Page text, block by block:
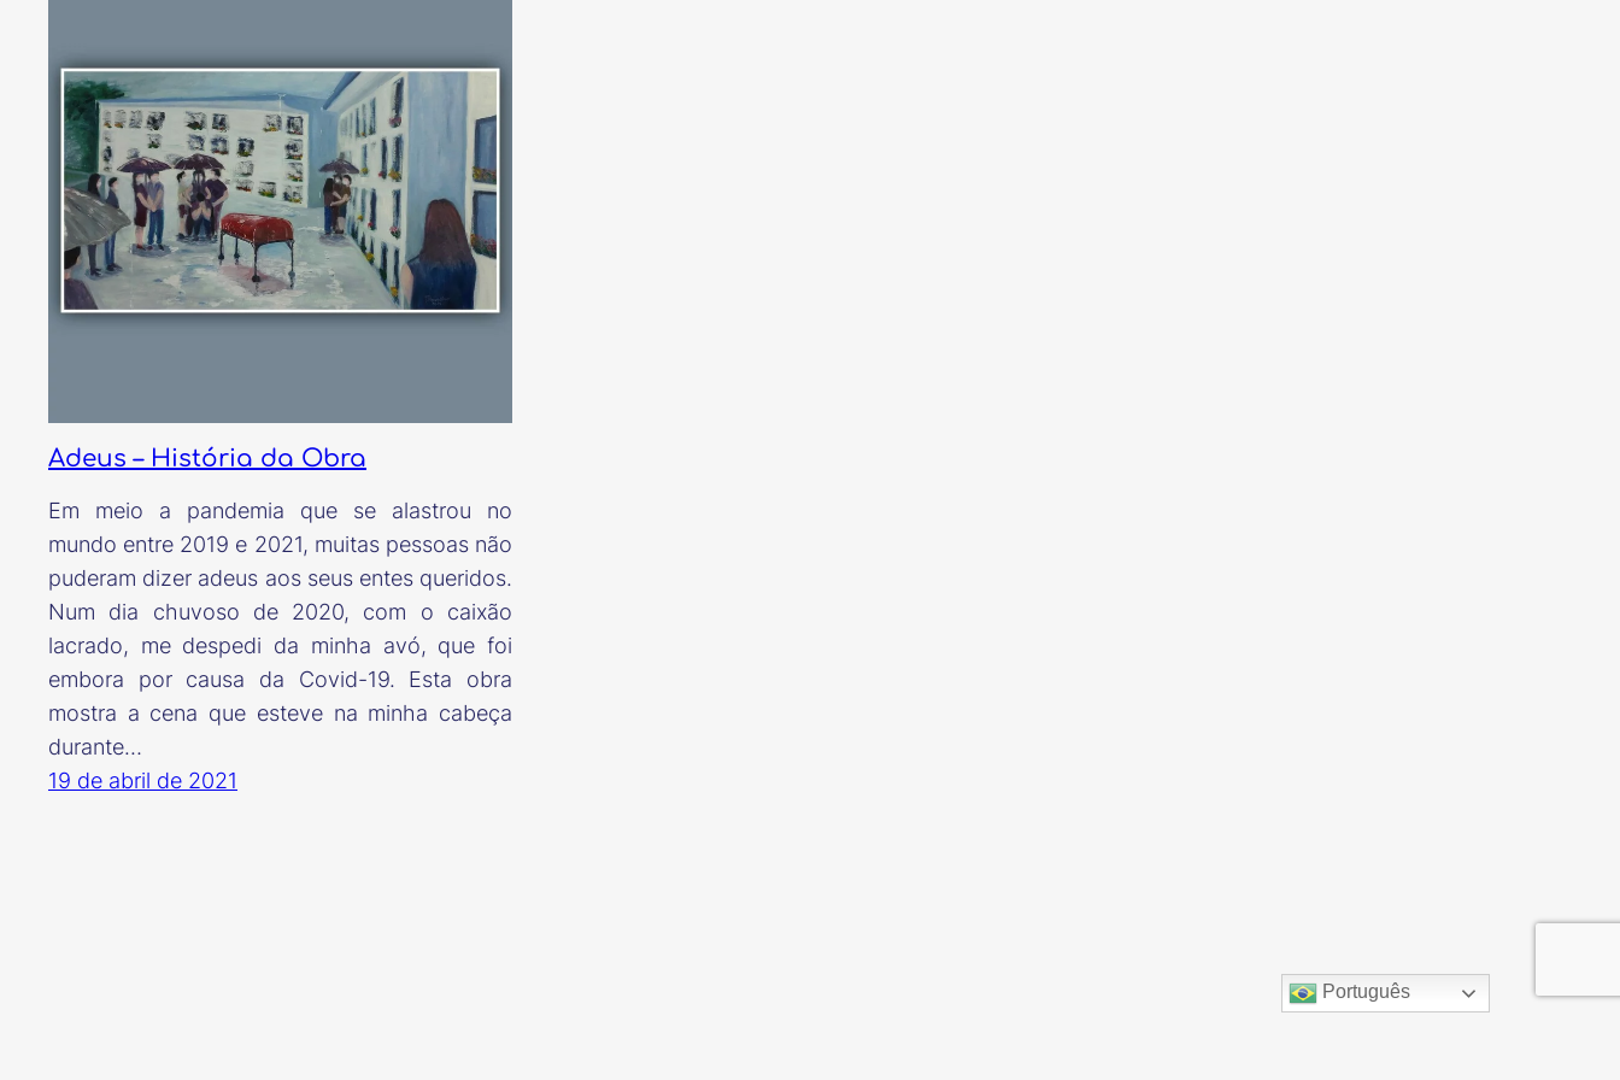
Adeus – História da Obra
Em meio a pandemia que se alastrou no
mundo entre 2019 e 2021, muitas pessoas não
puderam dizer adeus aos seus entes queridos.
Num dia chuvoso de 2020, com o caixão
lacrado, me despedi da minha avó, que foi
embora por causa da Covid-19. Esta obra
mostra a cena que esteve na minha cabeça
durante…
19 de abril de 2021
Português